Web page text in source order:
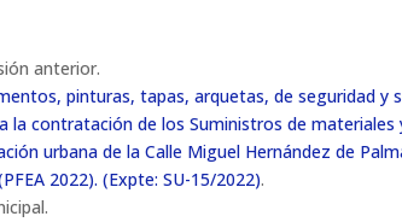
anterior.
pinturas, tapas, arquetas, de seguridad y
contratación de los Suministros de materiales
urbana de la Calle Miguel Hernández de
2022). (Expte: SU-15/2022).